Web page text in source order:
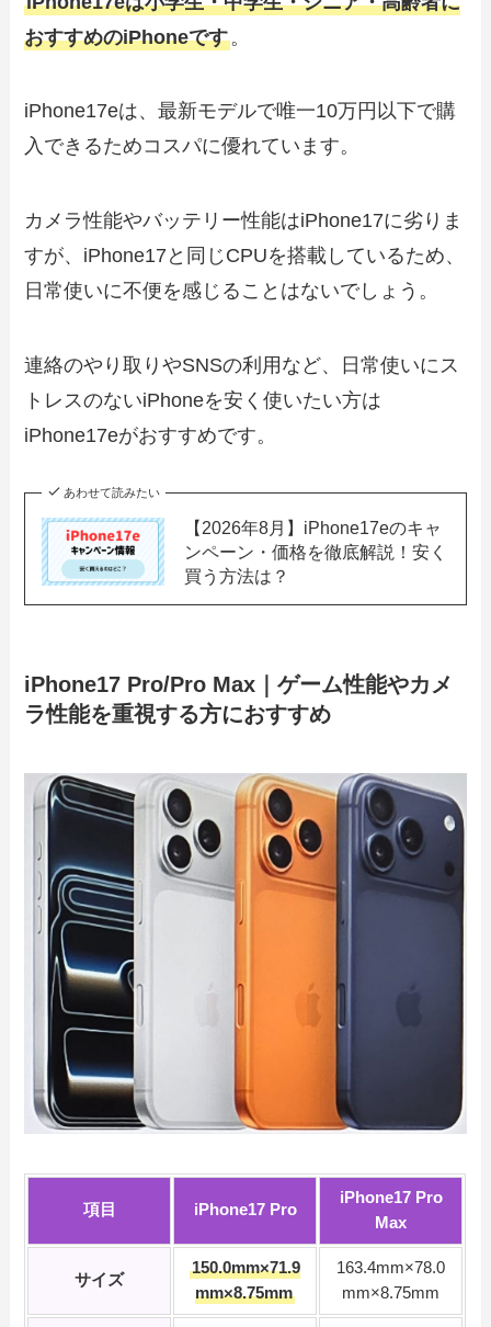
おすすめのiPhoneです。
iPhone17eは、最新モデルで唯一10万円以下で購
入できるためコスパに優れています。
カメラ性能やバッテリー性能はiPhone17に劣りま
すが、iPhone17と同じCPUを搭載しているため、
日常使いに不便を感じることはないでしょう。
連絡のやり取りやSNSの利用など、日常使いにス
トレスのないiPhoneを安く使いたい方は
iPhone17eがおすすめです。
あわせて読みたい
【2026年8月】iPhone17eのキャ
ンペーン・価格を徹底解説！安く
買う方法は？
iPhone17 Pro/Pro Max｜ゲーム性能やカメ
ラ性能を重視する方におすすめ
項目 iPhone17 Pro
iPhone17 Pro
Max
サイズ
150.0mm×71.9
mm×8.75mm
163.4mm×78.0
mm×8.75mm